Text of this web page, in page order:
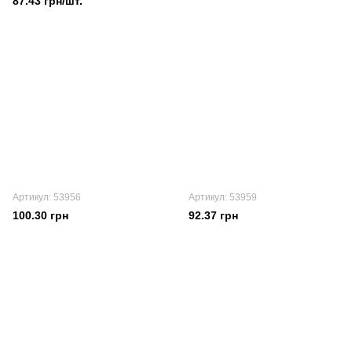
Артикул: 53956
100.30 грн
Артикул: 53959
92.37 грн